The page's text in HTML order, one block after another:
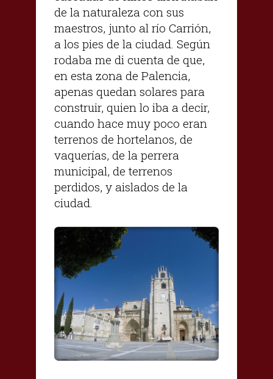
de la naturaleza con sus
maestros, junto al río Carrión,
a los pies de la ciudad. Según
rodaba me di cuenta de que,
en esta zona de Palencia,
apenas quedan solares para
construir, quien lo iba a decir,
cuando hace muy poco eran
terrenos de hortelanos, de
vaquerías, de la perrera
municipal, de terrenos
perdidos, y aislados de la
ciudad.